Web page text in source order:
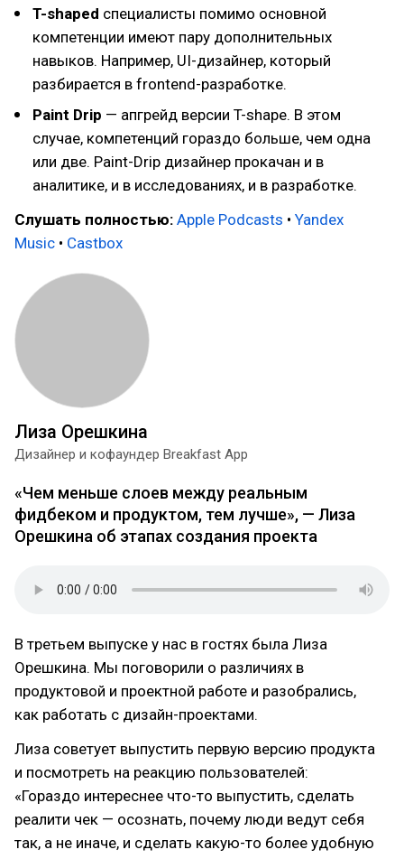
T-shaped специалисты помимо основной
компетенции имеют пару дополнительных
навыков. Например, UI-дизайнер, который
разбирается в frontend-разработке.
Paint Drip — апгрейд версии T-shape. В этом
случае, компетенций гораздо больше, чем одна
или две. Paint-Drip дизайнер прокачан и в
аналитике, и в исследованиях, и в разработке.
Слушать полностью: Apple Podcasts • Yandex
Music • Castbox
Лиза Орешкина
Дизайнер и кофаундер Breakfast App
«Чем меньше слоев между реальным
фидбеком и продуктом, тем лучше», — Лиза
Орешкина об этапах создания проекта
В третьем выпуске у нас в гостях была Лиза
Орешкина. Мы поговорили о различиях в
продуктовой и проектной работе и разобрались,
как работать с дизайн-проектами.
Лиза советует выпустить первую версию продукта
и посмотреть на реакцию пользователей:
«Гораздо интереснее что-то выпустить, сделать
реалити чек — осознать, почему люди ведут себя
так, а не иначе, и сделать какую-то более удобную